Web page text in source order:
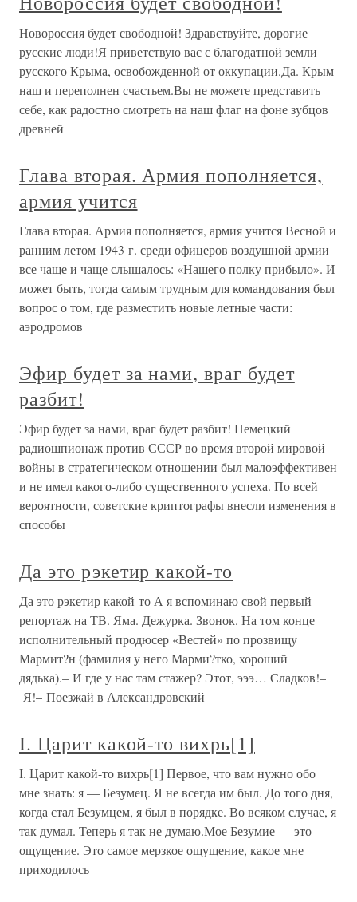
Новороссия будет свободной! Здравствуйте, дорогие
русские люди!Я приветствую вас с благодатной земли
русского Крыма, освобожденной от оккупации.Да. Крым
наш и переполнен счастьем.Вы не можете представить
себе, как радостно смотреть на наш флаг на фоне зубцов
древней
Глава вторая. Армия пополняется,
армия учится
Глава вторая. Армия пополняется, армия учится Весной и
ранним летом 1943 г. среди офицеров воздушной армии
все чаще и чаще слышалось: «Нашего полку прибыло». И
может быть, тогда самым трудным для командования был
вопрос о том, где разместить новые летные части:
аэродромов
Эфир будет за нами, враг будет
разбит!
Эфир будет за нами, враг будет разбит! Немецкий
радиошпионаж против СССР во время второй мировой
войны в стратегическом отношении был малоэффективен
и не имел какого-либо существенного успеха. По всей
вероятности, советские криптографы внесли изменения в
способы
Да это рэкетир какой-то
Да это рэкетир какой-то А я вспоминаю свой первый
репортаж на ТВ. Яма. Дежурка. Звонок. На том конце
исполнительный продюсер «Вестей» по прозвищу
Мармит?н (фамилия у него Марми?тко, хороший
дядька).– И где у нас там стажер? Этот, эээ… Сладков!–
Я!– Поезжай в Александровский
I. Царит какой-то вихрь[1]
I. Царит какой-то вихрь[1] Первое, что вам нужно обо
мне знать: я — Безумец. Я не всегда им был. До того дня,
когда стал Безумцем, я был в порядке. Во всяком случае, я
так думал. Теперь я так не думаю.Мое Безумие — это
ощущение. Это самое мерзкое ощущение, какое мне
приходилось